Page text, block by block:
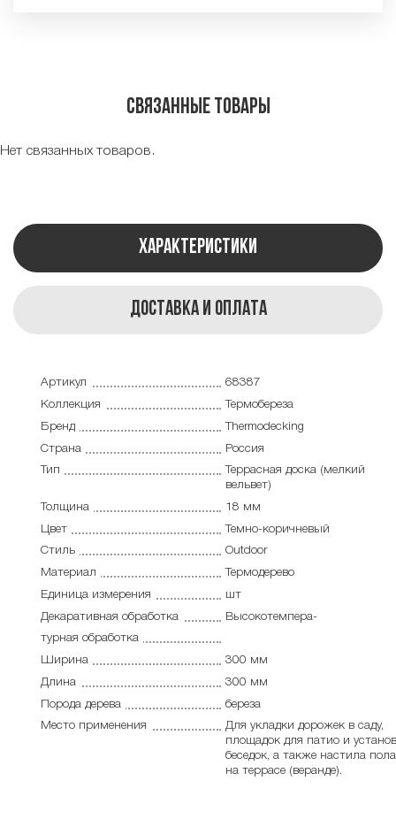
Связанные товары
Нет связанных товаров.
Характеристики
Доставка и оплата
Артикул
68387
Коллекция
Термобереза
Бренд
Thermodecking
Страна
Россия
Тип
Террасная доска (мелкий
вельвет)
Толщина
18 мм
Цвет
Темно-коричневый
Стиль
Outdoor
Материал
Термодерево
Единица измерения
шт
Декаративная обработка
Высокотемпера-
турная обработка
Ширина
300 мм
Длина
300 мм
Порода дерева
береза
Место применения
Для укладки дорожек в саду,
площадок для патио и
беседок, а также настила пола
на террасе (веранде).